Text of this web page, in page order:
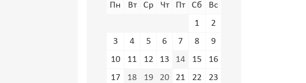
Пн
Вт Ср Чт Пт Сб
Вс
1
2
3
4 5 6 7 8
9
10
11 12 13 14 15
16
17
18 19 20 21 22
23